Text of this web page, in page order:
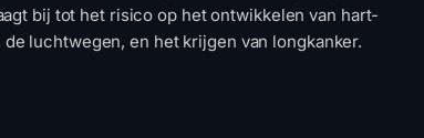
bij tot het risico op het ontwikkelen van hart-
luchtwegen, en het krijgen van longkanker.